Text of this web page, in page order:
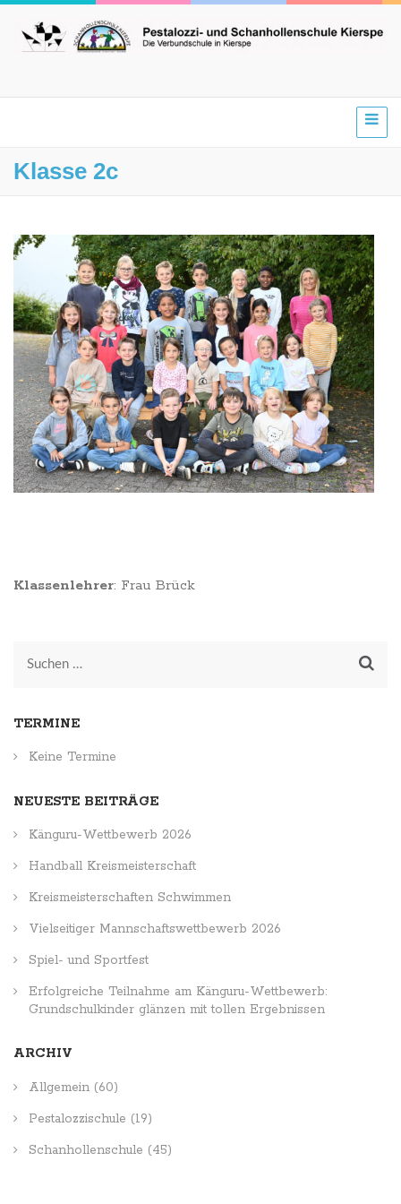
Klasse 2c
Klassenlehrer: Frau Brück
Suchen
TERMINE
Keine Termine
NEUESTE BEITRÄGE
Känguru-Wettbewerb 2026
Handball Kreismeisterschaft
Kreismeisterschaften Schwimmen
Vielseitiger Mannschaftswettbewerb 2026
Spiel- und Sportfest
Erfolgreiche Teilnahme am Känguru-Wettbewerb:
Grundschulkinder glänzen mit tollen Ergebnissen
ARCHIV
Allgemein (60)
Pestalozzischule (19)
Schanhollenschule (45)